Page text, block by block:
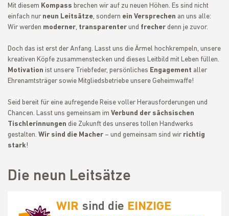
Mit diesem Kompass brechen wir auf zu neuen Höhen. Es sind nicht
einfach nur neun Leitsätze, sondern ein Versprechen an uns alle:
Wir werden moderner, transparenter und frecher denn je zuvor.
Doch das ist erst der Anfang. Lasst uns die Ärmel hochkrempeln, unsere
kreativen Köpfe zusammenstecken und dieses Leitbild mit Leben füllen.
Motivation ist unsere Triebfeder, persönliches Engagement aller
Ehrenamtsträger sowie Mitgliedsbetriebe unsere Geheimwaffe!
Seid bereit für eine aufregende Reise voller Herausforderungen und
Chancen. Lasst uns gemeinsam im Verbund der sächsischen
Tischlerinnungen die Zukunft des unseres tollen Handwerks
gestalten. Wir sind die Macher – und gemeinsam sind wir richtig
stark!
Die neun Leitsätze
WIR sind die EINZIGE